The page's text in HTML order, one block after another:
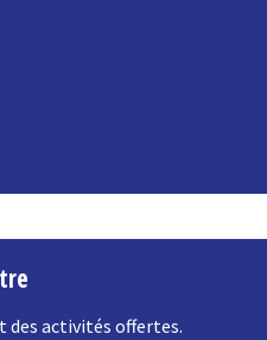
des activités offertes.